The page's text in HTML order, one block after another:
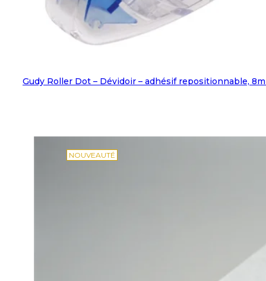
Gudy Roller Dot – Dévidoir – adhésif repositionnable,
NOUVEAUTÉ